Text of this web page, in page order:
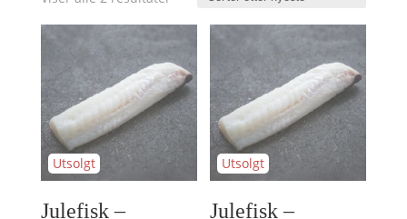
etter
nyeste
Julefisk – Julefisk –